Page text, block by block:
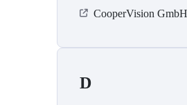
CooperVision GmbH
D